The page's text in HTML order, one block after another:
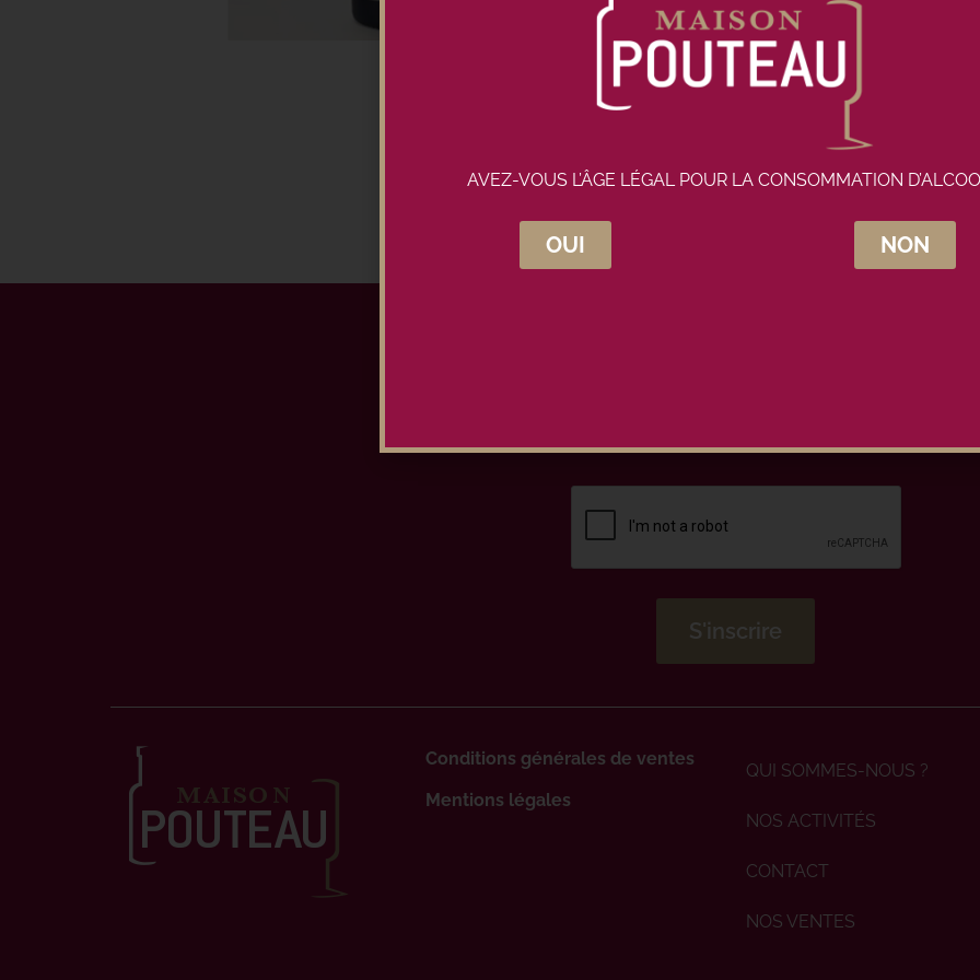
Conditions générales de ventes
Mentions légales
QUI SOMMES-NOUS ?
NOS ACTIVITÉS
CONTACT
NOS VENTES
AVEZ-VOUS L’ÂGE LÉGAL POUR LA CONSOMMATION
OUI NON